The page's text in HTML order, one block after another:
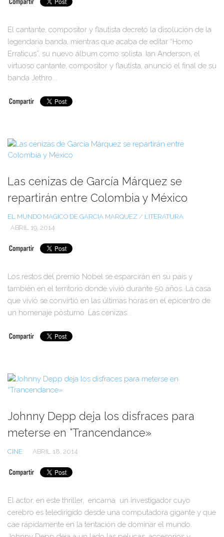
El cantante, compositor y flautista decretó la disolución de la
legendaria banda, mientras que acaba de editar “Homo
Erraticus”, su nuevo álbum como solista. Ian Anderson, el
virtuoso cantante, compositor y flautista, anunció el final de su
banda Jethro...
Las cenizas de García Márquez se
repartirán entre Colombia y México
EL MUNDO MAGICO DE GARCIA MARQUEZ / LITERATURA
ABRIL 19, 2014
Los restos del premio Nobel se esparcirán en su país y
también en el territorio donde vivió durante 50 años. La casa
que vivió se convirtió en las últimas horas en el epicentro de
un homenaje póstumo. Las cenizas...
Johnny Depp deja los disfraces para
meterse en “Trancendance»
CINE ABRIL 18, 2014
El actor, en este thriller, encarna un investigador cuyo
cerebro es teledirigido desde una computadora gigante y que
cae rápidamente en la tentación de dominar el mundo.